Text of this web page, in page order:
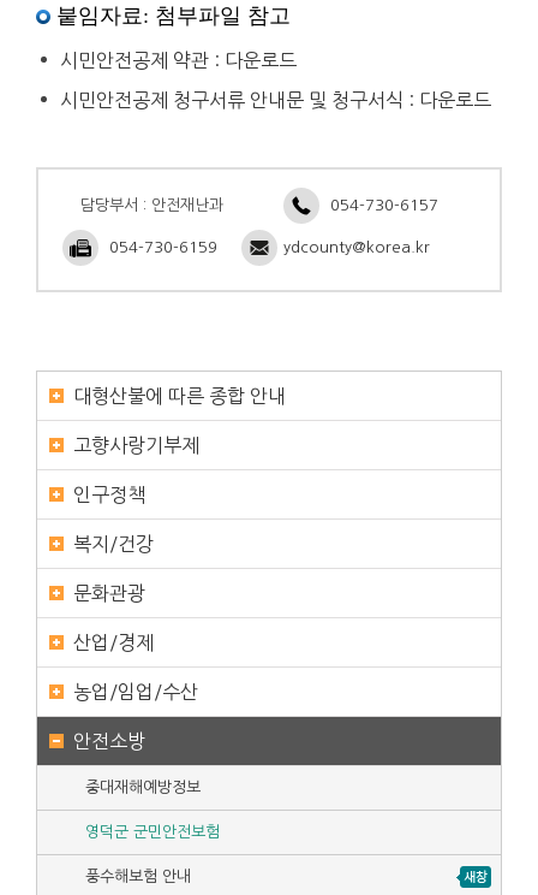
붙임자료: 첨부파일 참고
시민안전공제 약관 : 다운로드
시민안전공제 청구서류 안내문 및 청구서식 : 다운로드
담당부서 : 안전재난과 054-730-6157
054-730-6159 ydcounty@korea.kr
대형산불에 따른 종합 안내
고향사랑기부제
인구정책
복지/건강
문화관광
산업/경제
농업/임업/수산
안전소방
중대재해예방정보
영덕군 군민안전보험
풍수해보험 안내